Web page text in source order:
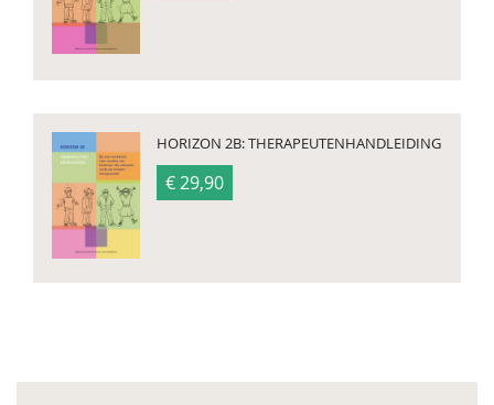
HORIZON 2B: THERAPEUTENHANDLEIDING
€ 29,90